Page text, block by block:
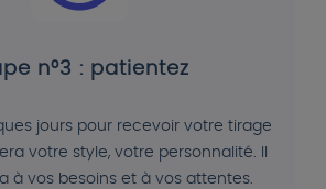
n°3 : patientez
jours pour recevoir votre tirage
votre style, votre personnalité. Il
à vos besoins et à vos attentes.